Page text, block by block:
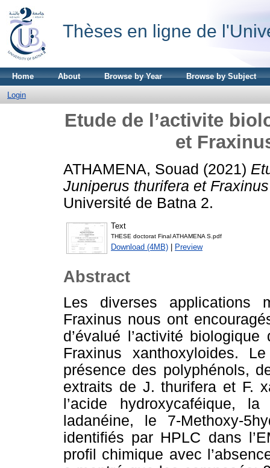
Thèses en ligne de
Home About Browse by Year Browse by Subject
Login
Etude de l’activite
et
ATHAMENA, Souad (2021)
Juniperus thurifera et
Université de Batna 2.
Text
THESE doctorat Final ATHAMENA S.pdf
Download (4MB) | Preview
Abstract
Les diverses applications
Fraxinus nous ont
d’évalué l’activité
Fraxinus xanthoxyloides.
présence des polyphénols,
extraits de J. thurifera et F.
l’acide hydroxycaféique,
ladanéine, le 7-Methoxy-
identifiés par HPLC dans
profil chimique avec